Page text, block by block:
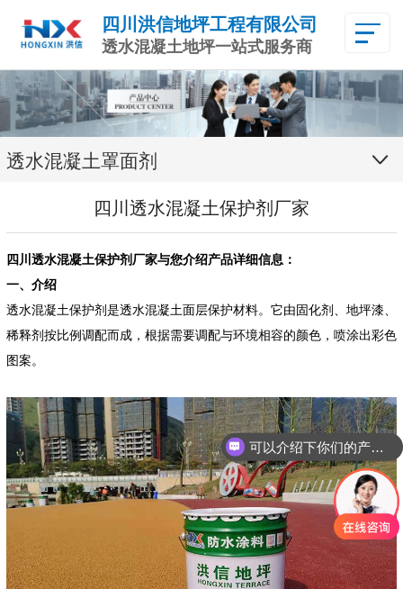
四川洪信地坪工程有限公司
透水混凝土地坪一站式服务商
透水混凝土罩面剂
四川透水混凝土保护剂厂家
四川透水混凝土保护剂厂家与您介绍产品详细信息：
一、介绍
透水混凝土保护剂是透水混凝土面层保护材料。它由固化剂、地坪漆、
稀释剂按比例调配而成，根据需要调配与环境相容的颜色，喷涂出彩色
图案。
可以介绍下你们的产品么？